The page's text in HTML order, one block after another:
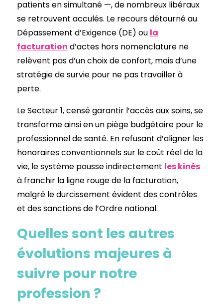
patients en simultané —, de nombreux libéraux
se retrouvent acculés. Le recours détourné au
Dépassement d’Exigence (DE) ou la
facturation d’actes hors nomenclature ne
relèvent pas d’un choix de confort, mais d’une
stratégie de survie pour ne pas travailler à
perte.
Le Secteur 1, censé garantir l’accès aux soins, se
transforme ainsi en un piège budgétaire pour le
professionnel de santé. En refusant d’aligner les
honoraires conventionnels sur le coût réel de la
vie, le système pousse indirectement les kinés
à franchir la ligne rouge de la facturation,
malgré le durcissement évident des contrôles
et des sanctions de l’Ordre national.
Quelles sont les autres
évolutions majeures à
suivre pour notre
profession ?